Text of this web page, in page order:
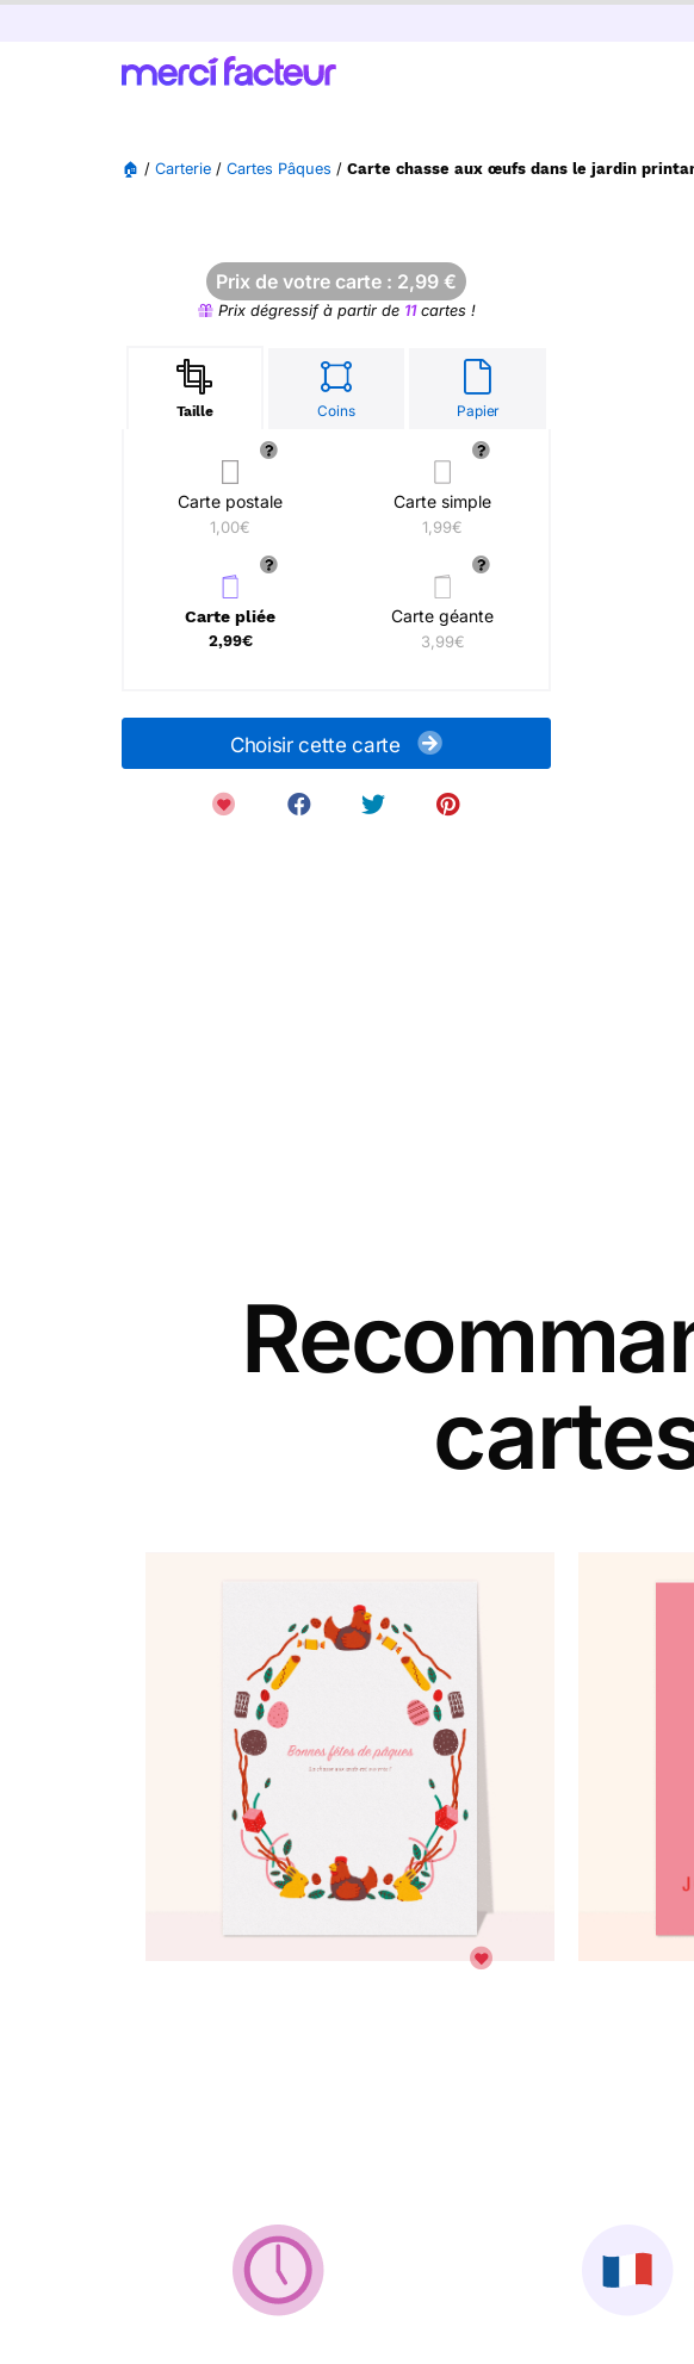
🏠 / Carterie / Cartes Pâques / Carte chasse aux œufs dans le jardin
Prix de votre carte : 2,99 €
Prix dégressif à partir de 11cartes !
Taille Coins Papier
Carte postale
1,00€
Carte simple
1,99€
Carte pliée
2,99€
Carte géante
3,99€
Choisir cette carte